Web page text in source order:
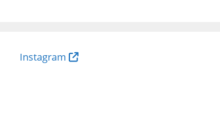
Instagram